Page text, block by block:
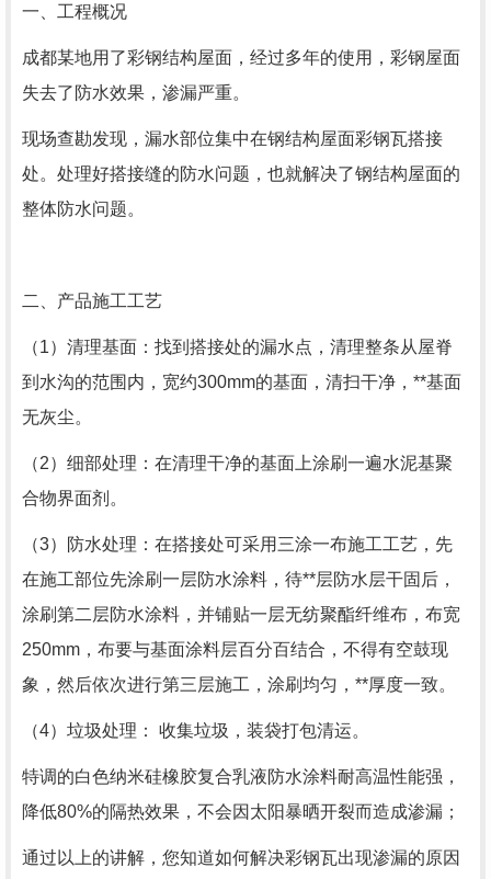
一、工程概况
成都某地用了彩钢结构屋面，经过多年的使用，彩钢屋面
失去了防水效果，渗漏严重。
现场查勘发现，漏水部位集中在钢结构屋面彩钢瓦搭接
处。处理好搭接缝的防水问题，也就解决了钢结构屋面的
整体防水问题。
二、产品施工工艺
（1）清理基面：找到搭接处的漏水点，清理整条从屋脊
到水沟的范围内，宽约300mm的基面，清扫干净，**基面
无灰尘。
（2）细部处理：在清理干净的基面上涂刷一遍水泥基聚
合物界面剂。
（3）防水处理：在搭接处可采用三涂一布施工工艺，先
在施工部位先涂刷一层防水涂料，待**层防水层干固后，
涂刷第二层防水涂料，并铺贴一层无纺聚酯纤维布，布宽
250mm，布要与基面涂料层百分百结合，不得有空鼓现
象，然后依次进行第三层施工，涂刷均匀，**厚度一致。
（4）垃圾处理： 收集垃圾，装袋打包清运。
特调的白色纳米硅橡胶复合乳液防水涂料耐高温性能强，
降低80%的隔热效果，不会因太阳暴晒开裂而造成渗漏；
通过以上的讲解，您知道如何解决彩钢瓦出现渗漏的原因